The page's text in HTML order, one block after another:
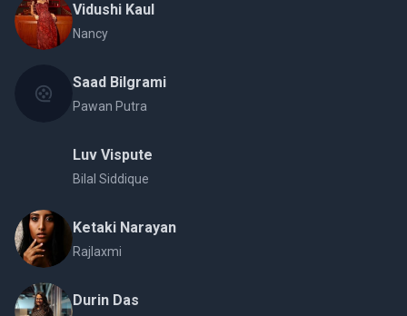
Vidushi Kaul
Nancy
Saad Bilgrami
Pawan Putra
Luv Vispute
Bilal Siddique
Ketaki Narayan
Rajlaxmi
Durin Das